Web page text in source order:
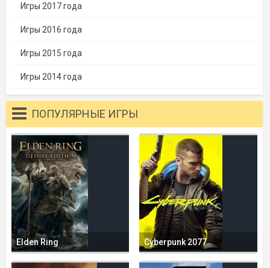
Игры 2017 года
Игры 2016 года
Игры 2015 года
Игры 2014 года
ПОПУЛЯРНЫЕ ИГРЫ
Elden Ring Cyberpunk 2077